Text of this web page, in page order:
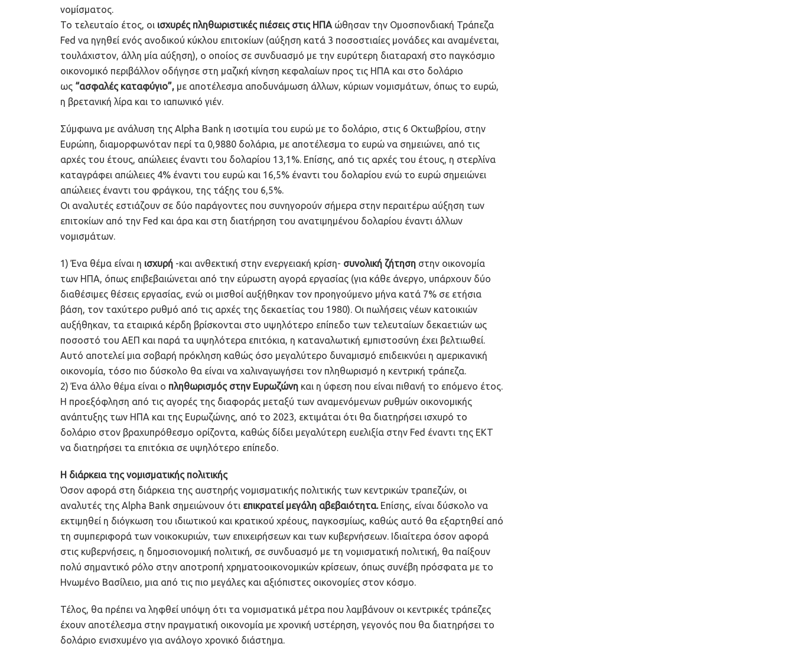
νομίσματος.
Το τελευταίο έτος, οι ισχυρές πληθωριστικές πιέσεις στις ΗΠΑ ώθησαν την Ομοσπονδιακή Τράπεζα
Fed να ηγηθεί ενός ανοδικού κύκλου επιτοκίων (αύξηση κατά 3 ποσοστιαίες μονάδες και αναμένεται,
τουλάχιστον, άλλη μία αύξηση), ο οποίος σε συνδυασμό με την ευρύτερη διαταραχή στο παγκόσμιο
οικονομικό περιβάλλον οδήγησε στη μαζική κίνηση κεφαλαίων προς τις ΗΠΑ και στο δολάριο
ως “ασφαλές καταφύγιο”, με αποτέλεσμα αποδυνάμωση άλλων, κύριων νομισμάτων, όπως το ευρώ,
η βρετανική λίρα και το ιαπωνικό γιέν.
Σύμφωνα με ανάλυση της Alpha Bank η ισοτιμία του ευρώ με το δολάριο, στις 6 Οκτωβρίου, στην
Ευρώπη, διαμορφωνόταν περί τα 0,9880 δολάρια, με αποτέλεσμα το ευρώ να σημειώνει, από τις
αρχές του έτους, απώλειες έναντι του δολαρίου 13,1%. Επίσης, από τις αρχές του έτους, η στερλίνα
καταγράφει απώλειες 4% έναντι του ευρώ και 16,5% έναντι του δολαρίου ενώ το ευρώ σημειώνει
απώλειες έναντι του φράγκου, της τάξης του 6,5%.
Οι αναλυτές εστιάζουν σε δύο παράγοντες που συνηγορούν σήμερα στην περαιτέρω αύξηση των
επιτοκίων από την Fed και άρα και στη διατήρηση του ανατιμημένου δολαρίου έναντι άλλων
νομισμάτων.
1) Ένα θέμα είναι η ισχυρή -και ανθεκτική στην ενεργειακή κρίση- συνολική ζήτηση στην οικονομία
των ΗΠΑ, όπως επιβεβαιώνεται από την εύρωστη αγορά εργασίας (για κάθε άνεργο, υπάρχουν δύο
διαθέσιμες θέσεις εργασίας, ενώ οι μισθοί αυξήθηκαν τον προηγούμενο μήνα κατά 7% σε ετήσια
βάση, τον ταχύτερο ρυθμό από τις αρχές της δεκαετίας του 1980). Οι πωλήσεις νέων κατοικιών
αυξήθηκαν, τα εταιρικά κέρδη βρίσκονται στο υψηλότερο επίπεδο των τελευταίων δεκαετιών ως
ποσοστό του ΑΕΠ και παρά τα υψηλότερα επιτόκια, η καταναλωτική εμπιστοσύνη έχει βελτιωθεί.
Αυτό αποτελεί μια σοβαρή πρόκληση καθώς όσο μεγαλύτερο δυναμισμό επιδεικνύει η αμερικανική
οικονομία, τόσο πιο δύσκολο θα είναι να χαλιναγωγήσει τον πληθωρισμό η κεντρική τράπεζα.
2) Ένα άλλο θέμα είναι ο πληθωρισμός στην Ευρωζώνη και η ύφεση που είναι πιθανή το επόμενο έτος.
Η προεξόφληση από τις αγορές της διαφοράς μεταξύ των αναμενόμενων ρυθμών οικονομικής
ανάπτυξης των ΗΠΑ και της Ευρωζώνης, από το 2023, εκτιμάται ότι θα διατηρήσει ισχυρό το
δολάριο στον βραχυπρόθεσμο ορίζοντα, καθώς δίδει μεγαλύτερη ευελιξία στην Fed έναντι της EΚΤ
να διατηρήσει τα επιτόκια σε υψηλότερο επίπεδο.
Η διάρκεια της νομισματικής πολιτικής
Όσον αφορά στη διάρκεια της αυστηρής νομισματικής πολιτικής των κεντρικών τραπεζών, οι
αναλυτές της Alpha Bank σημειώνουν ότι επικρατεί μεγάλη αβεβαιότητα.Επίσης, είναι δύσκολο να
εκτιμηθεί η διόγκωση του ιδιωτικού και κρατικού χρέους, παγκοσμίως, καθώς αυτό θα εξαρτηθεί από
τη συμπεριφορά των νοικοκυριών, των επιχειρήσεων και των κυβερνήσεων. Ιδιαίτερα όσον αφορά
στις κυβερνήσεις, η δημοσιονομική πολιτική, σε συνδυασμό με τη νομισματική πολιτική, θα παίξουν
πολύ σημαντικό ρόλο στην αποτροπή χρηματοοικονομικών κρίσεων, όπως συνέβη πρόσφατα με το
Ηνωμένο Βασίλειο, μια από τις πιο μεγάλες και αξιόπιστες οικονομίες στον κόσμο.
Τέλος, θα πρέπει να ληφθεί υπόψη ότι τα νομισματικά μέτρα που λαμβάνουν οι κεντρικές τράπεζες
έχουν αποτέλεσμα στην πραγματική οικονομία με χρονική υστέρηση, γεγονός που θα διατηρήσει το
δολάριο ενισχυμένο για ανάλογο χρονικό διάστημα.